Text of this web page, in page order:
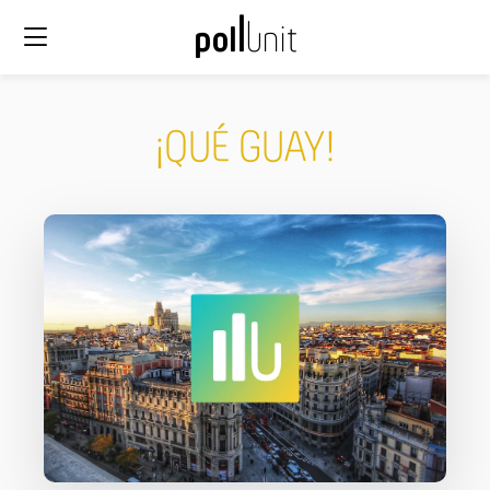
¡QUÉ GUAY!